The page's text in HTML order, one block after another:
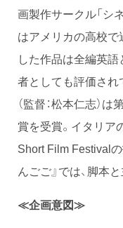
画製作サークル「シ
はアメリカの高校で
した作品は全編英語
者としても評価され
（監督：松本仁志）
賞を受賞。イタリ
Short Film Festival
んごご』では、脚本
≪企画意図≫